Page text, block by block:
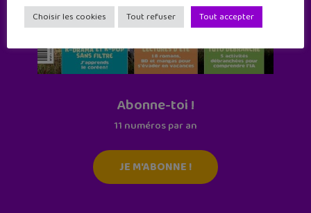
Abonne-toi !
11 numéros par an
JE M'ABONNE !
Choisir les cookies Tout refuser Tout accepter